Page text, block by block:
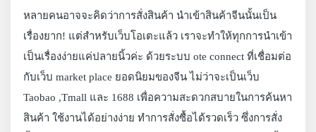
หลายคนอาจจะคิดว่าการสั่งสินค้า นำเข้าสินค้าจีนนั้นเป็น
เรื่องยาก! แต่สำหรับเว็บโอเตะแล้ว เราจะทำให้ทุกการนำเข้า
เป็นเรื่องง่ายแค่ปลายนิ้วค่ะ ด้วยระบบ ote connect ที่เชื่อมต่อ
กับเว็บ market place ยอดนิยมของจีน ไม่ว่าจะเป็นเว็บ
Taobao ,Tmall และ 1688 เพื่อความสะดวกสบายในการค้นหา
สินค้า ใช้งานได้อย่างง่าย ทำการสั่งซื้อได้รวดเร็ว ซึ่งการสั่ง